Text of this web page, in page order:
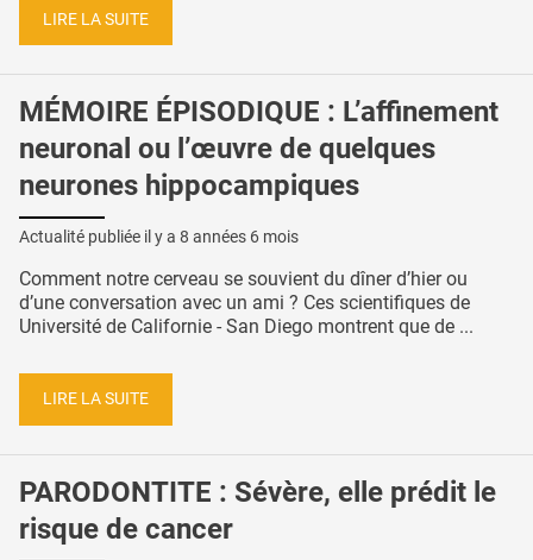
LIRE LA SUITE
MÉMOIRE ÉPISODIQUE : L’affinement
neuronal ou l’œuvre de quelques
neurones hippocampiques
Actualité publiée il y a 8 années 6 mois
Comment notre cerveau se souvient du dîner d’hier ou
d’une conversation avec un ami ? Ces scientifiques de
Université de Californie - San Diego montrent que de ...
LIRE LA SUITE
PARODONTITE : Sévère, elle prédit le
risque de cancer